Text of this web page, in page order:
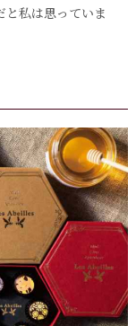
私は思っていま